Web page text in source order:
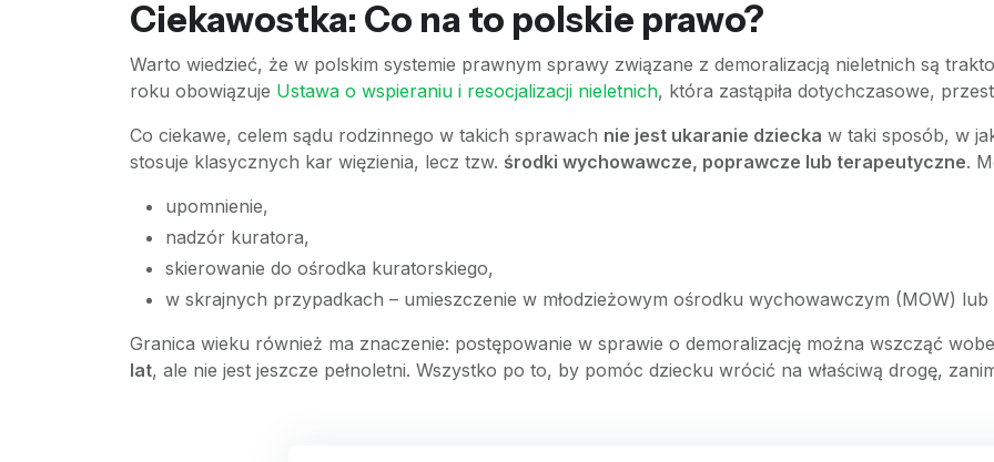
Ciekawostka: Co na to polskie prawo?
Warto wiedzieć, że w polskim systemie prawnym sprawy związane z demoralizacją nieletnich są
roku obowiązuje Ustawa o wspieraniu i resocjalizacji nieletnich, która zastąpiła dotychczasowe,
Co ciekawe, celem sądu rodzinnego w takich sprawach nie jest ukaranie dziecka w taki sposób, w
stosuje klasycznych kar więzienia, lecz tzw. środki wychowawcze, poprawcze lub terapeutyczne.
upomnienie,
nadzór kuratora,
skierowanie do ośrodka kuratorskiego,
w skrajnych przypadkach – umieszczenie w młodzieżowym ośrodku wychowawczym (MOW) lub
Granica wieku również ma znaczenie: postępowanie w sprawie o demoralizację można wszcząć
lat, ale nie jest jeszcze pełnoletni. Wszystko po to, by pomóc dziecku wrócić na właściwą drogę,